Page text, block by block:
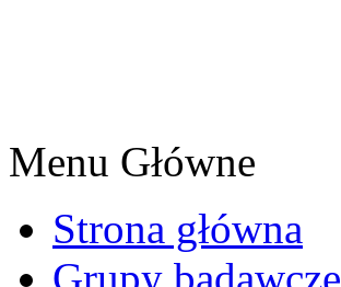
Menu Główne
Strona główna
Grupy badawcze